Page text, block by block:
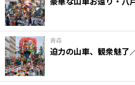
青森
迫力の山車、観衆魅了